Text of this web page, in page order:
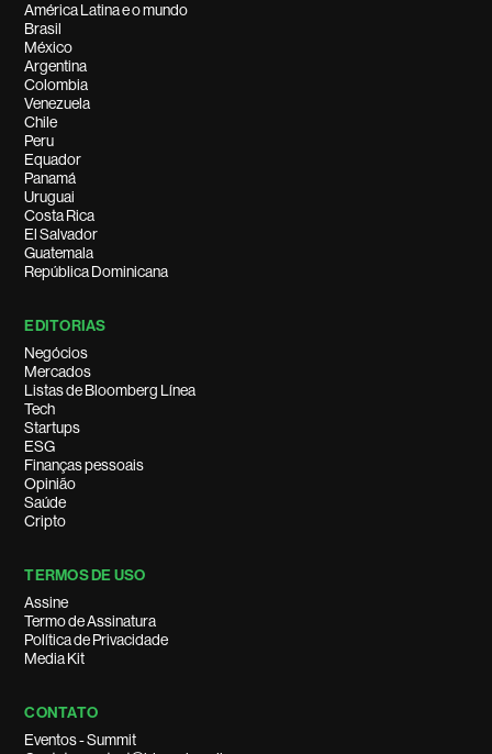
América Latina e o mundo
Brasil
México
Argentina
Colombia
Venezuela
Chile
Peru
Equador
Panamá
Uruguai
Costa Rica
El Salvador
Guatemala
República Dominicana
EDITORIAS
Negócios
Mercados
Listas de Bloomberg Línea
Tech
Startups
ESG
Finanças pessoais
Opinião
Saúde
Cripto
TERMOS DE USO
Assine
Termo de Assinatura
Política de Privacidade
Media Kit
CONTATO
Eventos - Summit